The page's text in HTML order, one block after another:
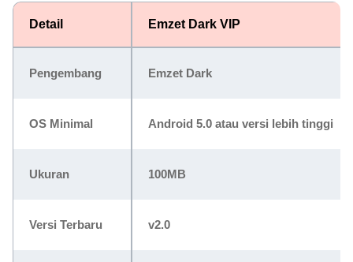
Detail Emzet Dark VIP
Pengembang Emzet Dark
OS Minimal Android 5.0 atau versi lebih tinggi
Ukuran 100MB
Versi Terbaru v2.0